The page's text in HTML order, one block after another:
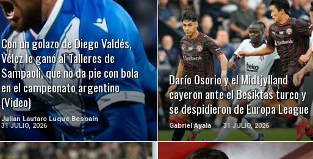
Con un golazo de Diego Valdés,
Vélez le ganó al Talleres de
Sampaoli, que no da pie con bola
en el campeonato argentino
(Video)
Julian Lautaro Luque Besoaín
31 JULIO, 2026
LEER MÁS
Darío Osorio y el Midtjylland
cayeron ante el Besiktas turco y
se despidieron de Europa League
Gabriel Ayala 31 JULIO, 2026
LEER MÁS